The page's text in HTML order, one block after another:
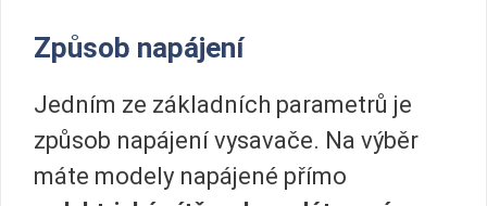
Způsob napájení
Jedním ze základních parametrů je
způsob napájení vysavače. Na výběr
máte modely napájené přímo